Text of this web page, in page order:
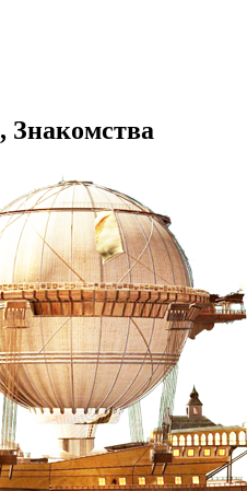
Знакомства